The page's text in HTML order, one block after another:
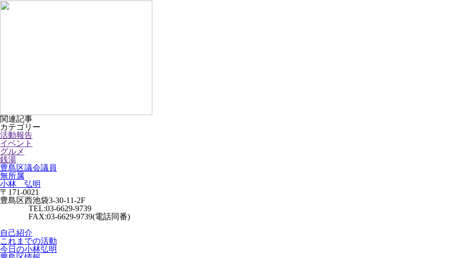
関連記事
カテゴリー
活動報告
イベント
グルメ
銭湯
豊島区議会議員
無所属
小林 弘明
〒171-0021
豊島区西池袋3-30-11-2F
TEL:03-6629-9739
FAX:03-6629-9739(電話同番)
自己紹介
これまでの活動
今日の小林弘明